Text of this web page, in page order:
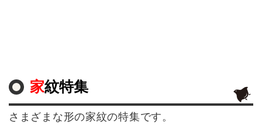
家紋特集
さまざまな形の家紋の特集です。